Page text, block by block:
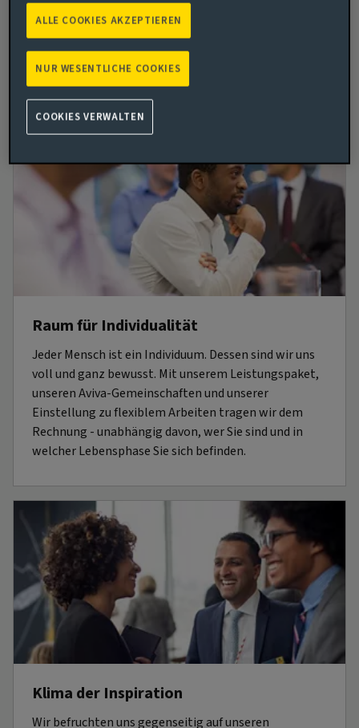
integrative Zukunft zu ebnen. Mit einem
empathischen Blick, menschlicher Wärme und einer
Sie mit unserer Unterstützung zu einer besseren und
strahlenderen Zukunft für alle beitragen.
Raum für Individualität
Jeder Mensch ist ein Individuum. Dessen sind wir uns
voll und ganz bewusst. Mit unserem Leistungspaket,
unseren Aviva-Gemeinschaften und unserer
Einstellung zu flexiblem Arbeiten tragen wir dem
Rechnung - unabhängig davon, wer Sie sind und in
welcher Lebensphase Sie sich befinden.
Klima der Inspiration
Wir befruchten uns gegenseitig auf unseren
NUR WESENTLICHE COOKIES
ALLE COOKIES AKZEPTIEREN
COOKIES VERWALTEN